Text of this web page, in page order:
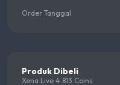
Order Tanggal
Produk Dibeli
Xena Live 4.813 Coins